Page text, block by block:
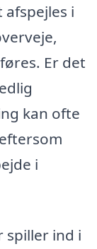
i
Er det
kan ofte
i
spiller ind i